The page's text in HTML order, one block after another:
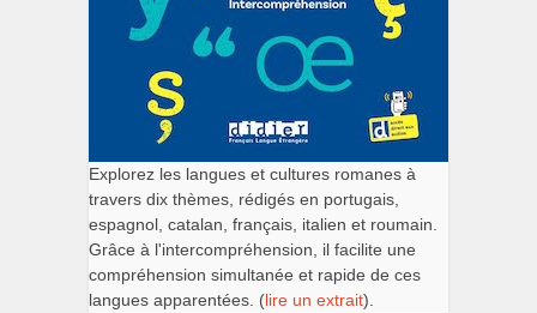
Explorez les langues et cultures romanes à
travers dix thèmes, rédigés en portugais,
espagnol, catalan, français, italien et roumain.
Grâce à l'intercompréhension, il facilite une
compréhension simultanée et rapide de ces
langues apparentées. (lire un extrait).